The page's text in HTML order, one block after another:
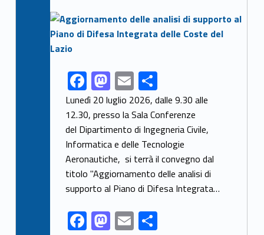
Link identifier archive #link-archive-thumb-soap-79775
Link identifier share facebook archive #share-link-archive-68185F
ac
e
b
o
o
k
M
as
to
d
o
n
E
m
ai
l
S
h
ar
e
Lunedì 20 luglio 2026, dalle 9.30 alle
12.30, presso la Sala Conferenze
del Dipartimento di Ingegneria Civile,
Informatica e delle Tecnologie
Aeronautiche, si terrà il convegno dal
titolo "Aggiornamento delle analisi di
supporto al Piano di Difesa Integrata…
F M E S